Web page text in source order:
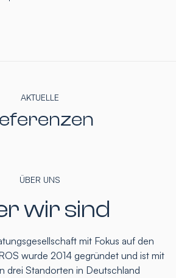
AKTUELLE
ÜBER UNS
wir sind
mit Fokus auf den
wurde 2014 gegründet und ist mit
drei Standorten in Deutschland